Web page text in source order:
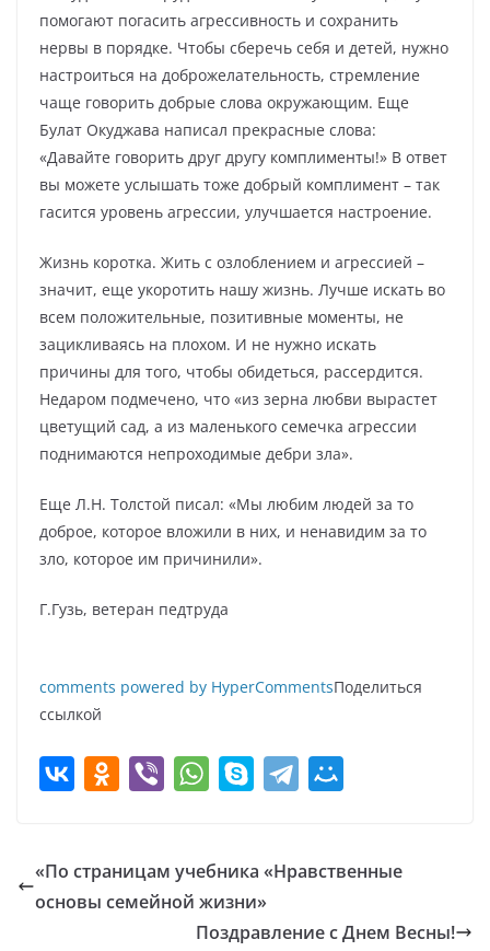
помогают погасить агрессивность и сохранить
нервы в порядке. Чтобы сберечь себя и детей, нужно
настроиться на доброжелательность, стремление
чаще говорить добрые слова окружающим. Еще
Булат Окуджава написал прекрасные слова:
«Давайте говорить друг другу комплименты!» В ответ
вы можете услышать тоже добрый комплимент – так
гасится уровень агрессии, улучшается настроение.
Жизнь коротка. Жить с озлоблением и агрессией –
значит, еще укоротить нашу жизнь. Лучше искать во
всем положительные, позитивные моменты, не
зацикливаясь на плохом. И не нужно искать
причины для того, чтобы обидеться, рассердится.
Недаром подмечено, что «из зерна любви вырастет
цветущий сад, а из маленького семечка агрессии
поднимаются непроходимые дебри зла».
Еще Л.Н. Толстой писал: «Мы любим людей за то
доброе, которое вложили в них, и ненавидим за то
зло, которое им причинили».
Г.Гузь, ветеран педтруда
comments powered by HyperCommentsПоделиться
ссылкой
«По страницам учебника «Нравственные
основы семейной жизни»
Поздравление с Днем Весны!